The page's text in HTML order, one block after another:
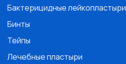
Бактерицидные лейкопластыри
Бинты
Тейпы
Лечебные пластыри